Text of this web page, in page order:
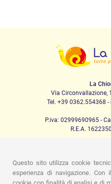
La
Via Circonvallazione,
Tel. +39 0362.554368
P.iva: 02999690965 -
R.E.A.
Questo sito utilizza cookie
esperienza di navigazione. Con